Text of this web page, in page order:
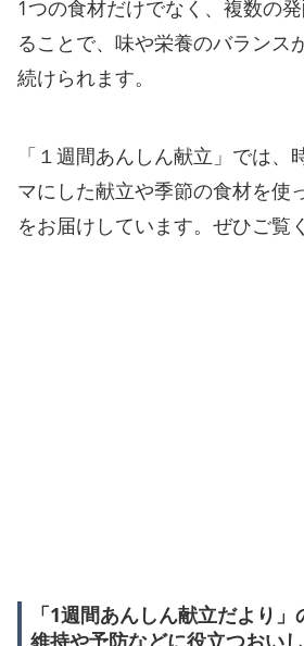
1つの食材だけでなく、複数の
ることで、味や栄養のバランス
続けられます。
「１週間あんしん献立」では、
マにした献立や季節の食材を使
をお届けしています。ぜひご覧
「1週間あんしん献立だより
維持や予防などに役立つおい